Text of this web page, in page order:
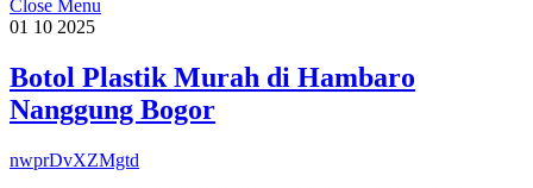
Close Menu
01 10 2025
Botol Plastik Murah di Hambaro
Nanggung Bogor
nwprDvXZMgtd